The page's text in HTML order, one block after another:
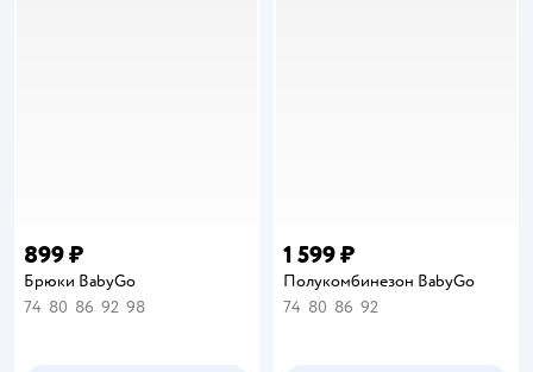
899 ₽
Брюки BabyGo
74 80 86 92 98
1 599 ₽
Полукомбинезон BabyGo
74 80 86 92